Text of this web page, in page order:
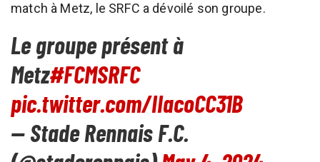
match à Metz, le SRFC a dévoilé son groupe.
Le groupe présent à
Metz#FCMSRFC
pic.twitter.com/IIacoCC31B
— Stade Rennais F.C.